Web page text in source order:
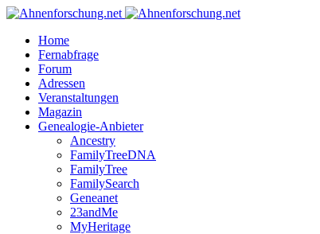
Home
Fernabfrage
Forum
Adressen
Veranstaltungen
Magazin
Genealogie-Anbieter
Ancestry
FamilyTreeDNA
FamilyTree
FamilySearch
Geneanet
23andMe
MyHeritage